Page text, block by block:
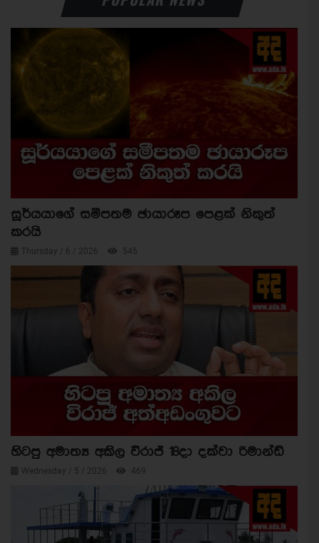
සූර්යයාගේ සමීපතම ඡායාරූප පෙළක් නිකුත්
කරයි
Thursday / 6 / 2026 545
හිටපු අමාත්‍ය අකිල විරාජ් 18දා දක්වා රිමාන්ඩ්
Wednesday / 5 / 2026 469